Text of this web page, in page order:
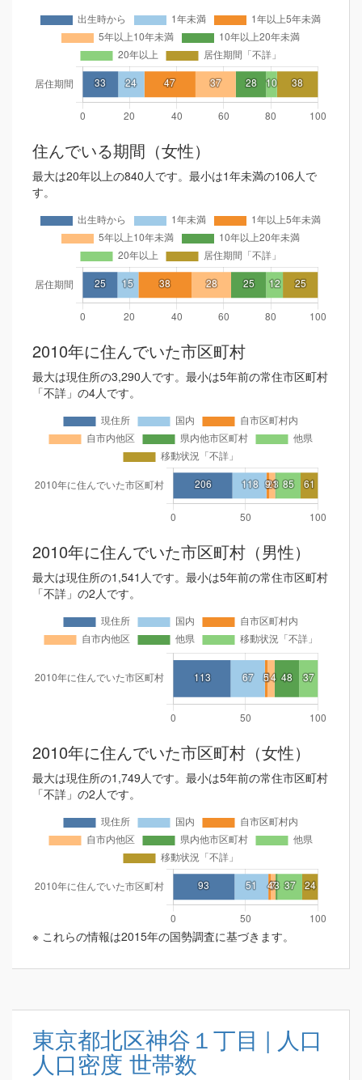
住んでいる期間（女性）
最大は20年以上の840人です。最小は1年未満の106人で
す。
2010年に住んでいた市区町村
最大は現住所の3,290人です。最小は5年前の常住市区町村
「不詳」の4人です。
2010年に住んでいた市区町村（男性）
最大は現住所の1,541人です。最小は5年前の常住市区町村
「不詳」の2人です。
2010年に住んでいた市区町村（女性）
最大は現住所の1,749人です。最小は5年前の常住市区町村
「不詳」の2人です。
※ これらの情報は2015年の国勢調査に基づきます。
東京都北区神谷１丁目 | 人口
人口密度 世帯数